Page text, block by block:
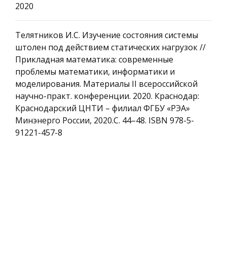
2020
Телятников И.С. Изучение состояния системы
штолен под действием статических нагрузок //
Прикладная математика: современные
проблемы математики, информатики и
моделирования. Материалы II всероссийской
научно-практ. конференции. 2020. Краснодар:
Краснодарский ЦНТИ – филиал ФГБУ «РЭА»
Минэнерго России, 2020.С. 44–48. ISBN 978-5-
91221-457-8